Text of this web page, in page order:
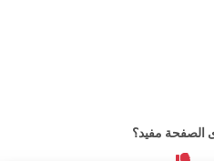
الصفحة مفيد؟